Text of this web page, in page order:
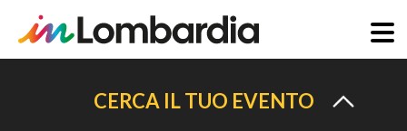
CERCA IL TUO EVENTO